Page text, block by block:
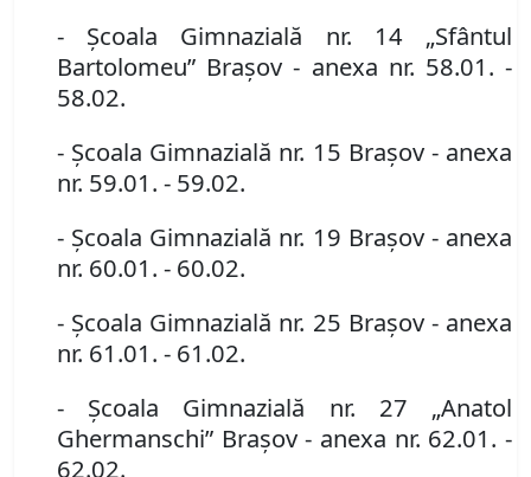
- Şcoala Gimnazială nr. 14 „Sfântul
Bartolomeu” Braşov - anexa nr. 58.01. -
58.02.
- Şcoala Gimnazială nr. 15 Braşov - anexa
nr. 59.01. - 59.02.
- Şcoala Gimnazială nr. 19 Braşov - anexa
nr. 60.01. - 60.02.
- Şcoala Gimnazială nr. 25 Braşov - anexa
nr. 61.01. - 61.02.
- Şcoala Gimnazială nr. 27 „Anatol
Ghermanschi” Braşov - anexa nr. 62.01. -
62.02.